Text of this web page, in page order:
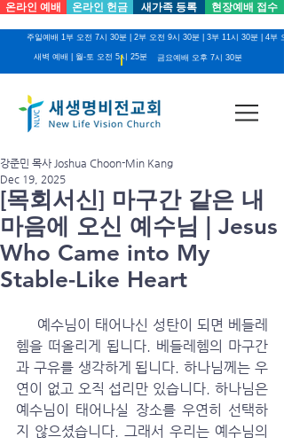
온라인 예배 온라인 헌금 새가족 등록 현장예배 접수
새벽 예배 | 월-토 오전 5시 25분
주일예배 1부 오전 7시 30분 | 2부 오전 9시 30분 | 3부 11시 30분 | 4부
금요예배 오후 7시 30분
[목회서신] 마구간 같은 내
마음에 오신 예수님 | Jesus
Who Came into My
Stable-Like Heart
강준민 목사 Joshua Choon-Min Kang
Dec 19, 2025
예수님이 태어나신 성탄이 되면 베들레
헴을 떠올리게 됩니다. 베들레헴의 마구간
과 구유를 생각하게 됩니다. 하나님께는 우
연이 없고 오직 섭리만 있습니다. 하나님은
예수님이 태어나실 장소를 우연히 선택하
지 않으셨습니다. 그래서 우리는 예수님의